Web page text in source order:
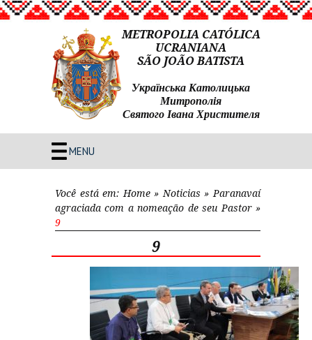
METROPOLIA CATÓLICA
UCRANIANA
SÃO JOÃO BATISTA
Українська Католицька
Митрополія
Святого Івана Христителя
MENU
Você está em: Home» Noticias » Paranavaí
agraciada com a nomeação de seu Pastor»
9
9